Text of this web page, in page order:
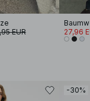
EUR 27,96
-30%